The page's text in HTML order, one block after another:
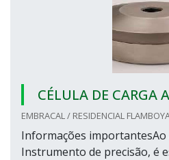
CÉLULA DE CARGA
EMBRACAL / RESIDENCIAL
Informações
Instrumento de precisão, é